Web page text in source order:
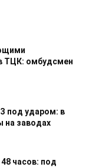
ТЦК: омбудсмен
под ударом: в
на заводах
часов: под